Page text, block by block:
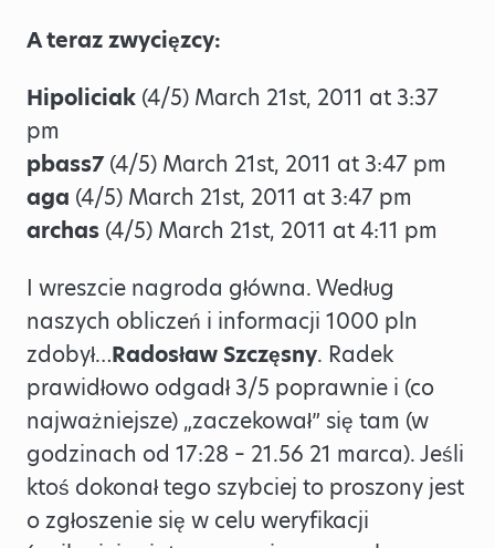
A teraz zwycięzcy:
Hipoliciak (4/5) March 21st, 2011 at 3:37
pm
pbass7(4/5) March 21st, 2011 at 3:47 pm
aga (4/5) March 21st, 2011 at 3:47 pm
archas (4/5) March 21st, 2011 at 4:11 pm
I wreszcie nagroda główna. Według
naszych obliczeń i informacji 1000 pln
zdobył…Radosław Szczęsny. Radek
prawidłowo odgadł 3/5 poprawnie i (co
najważniejsze) „zaczekował” się tam (w
godzinach od 17:28 – 21.56 21 marca). Jeśli
ktoś dokonał tego szybciej to proszony jest
o zgłoszenie się w celu weryfikacji